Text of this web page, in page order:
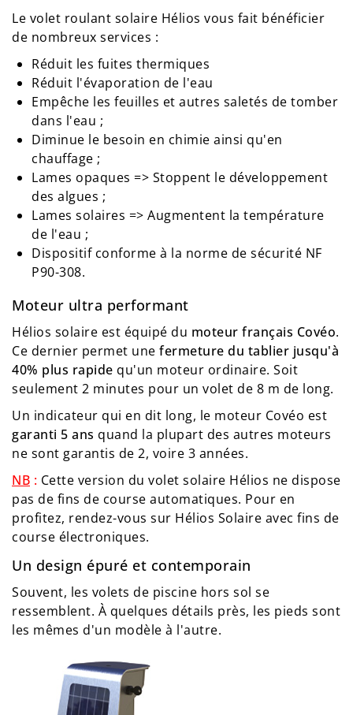
Le volet roulant solaire Hélios vous fait bénéficier
de nombreux services :
Réduit les fuites thermiques
Réduit l'évaporation de l'eau
Empêche les feuilles et autres saletés de tomber
dans l'eau ;
Diminue le besoin en chimie ainsi qu'en
chauffage ;
Lames opaques => Stoppent le développement
des algues ;
Lames solaires => Augmentent la température
de l'eau ;
Dispositif conforme à la norme de sécurité NF
P90-308.
Moteur ultra performant
Hélios solaire est équipé du moteur français Covéo.
Ce dernier permet une fermeture du tablier jusqu'à
40% plus rapide qu'un moteur ordinaire. Soit
seulement 2 minutes pour un volet de 8 m de long.
Un indicateur qui en dit long, le moteur Covéo est
garanti 5 ans quand la plupart des autres moteurs
ne sont garantis de 2, voire 3 années.
NB : Cette version du volet solaire Hélios ne dispose
pas de fins de course automatiques. Pour en
profitez, rendez-vous sur Hélios Solaire avec fins de
course électroniques.
Un design épuré et contemporain
Souvent, les volets de piscine hors sol se
ressemblent. À quelques détails près, les pieds sont
les mêmes d'un modèle à l'autre.